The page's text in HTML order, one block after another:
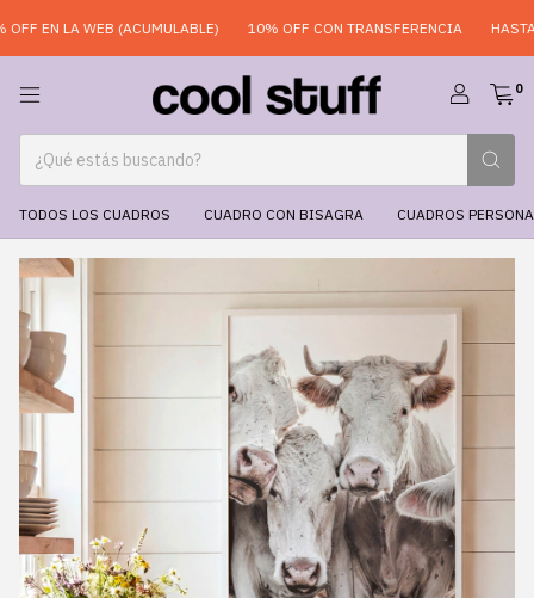
EN LA WEB (ACUMULABLE) 10% OFF CON TRANSFERENCIA HASTA
0
TODOS LOS CUADROS CUADRO CON BISAGRA CUADROS